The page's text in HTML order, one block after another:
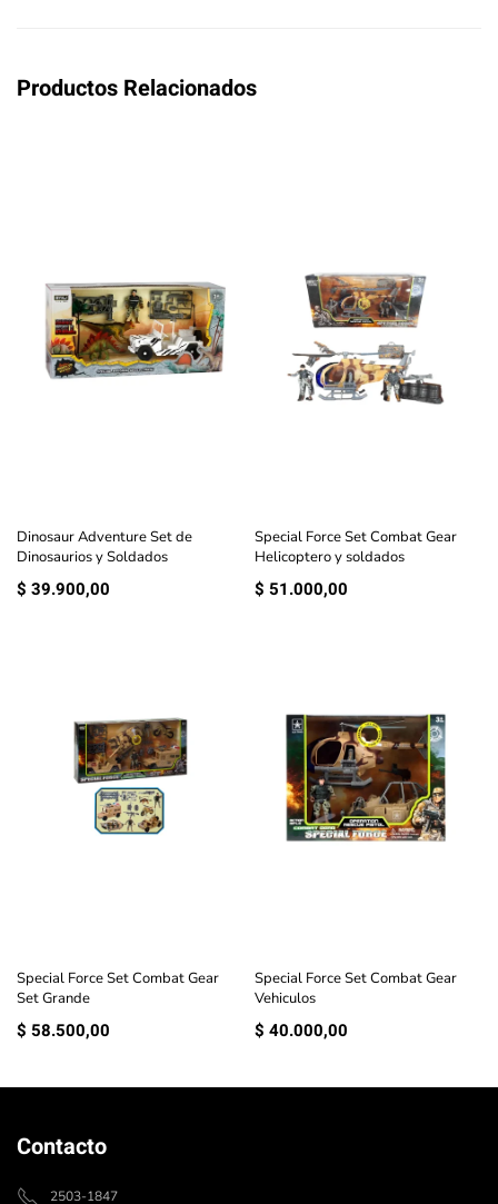
Productos Relacionados
Dinosaur Adventure Set de
Dinosaurios y Soldados
$ 39.900,00
Special Force Set Combat Gear
Helicoptero y soldados
$ 51.000,00
Special Force Set Combat Gear
Set Grande
$ 58.500,00
Special Force Set Combat Gear
Vehiculos
$ 40.000,00
Contacto
2503-1847